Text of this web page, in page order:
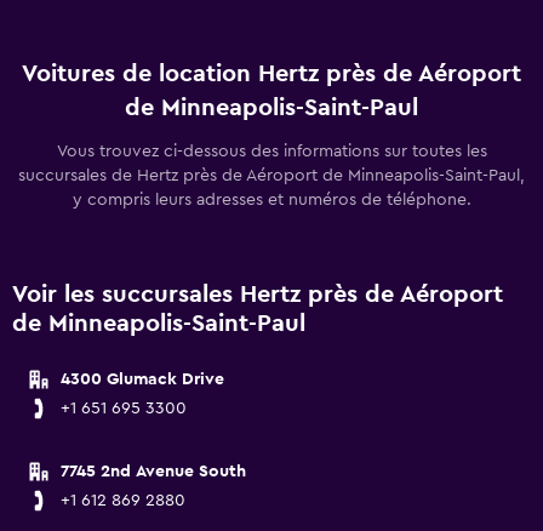
Voitures de location Hertz près de Aéroport
de Minneapolis-Saint-Paul
Vous trouvez ci-dessous des informations sur toutes les
succursales de Hertz près de Aéroport de Minneapolis-Saint-Paul,
y compris leurs adresses et numéros de téléphone.
Voir les succursales Hertz près de Aéroport
de Minneapolis-Saint-Paul
4300 Glumack Drive
+1 651 695 3300
7745 2nd Avenue South
+1 612 869 2880